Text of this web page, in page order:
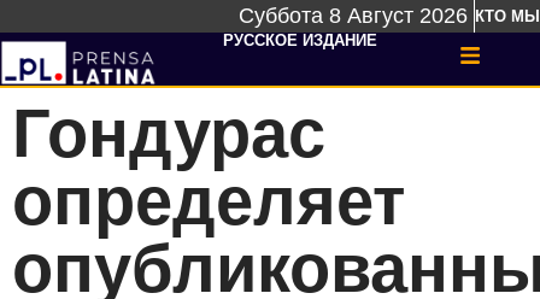
Суббота 8 Август 2026 КТО МЫ
РУССКОЕ ИЗДАНИЕ
Гондурас
определяет